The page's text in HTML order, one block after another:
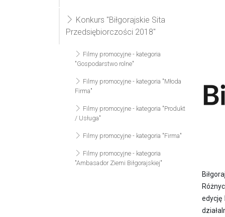
Konkurs "Biłgorajskie Sita
Przedsiębiorczości 2018"
Filmy promocyjne - kategoria
"Gospodarstwo rolne"
Filmy promocyjne - kategoria "Młoda
Firma"
Filmy promocyjne - kategoria "Produkt
/ Usługa"
Filmy promocyjne - kategoria "Firma"
Filmy promocyjne - kategoria
"Ambasador Ziemi Biłgorajskiej"
edycję